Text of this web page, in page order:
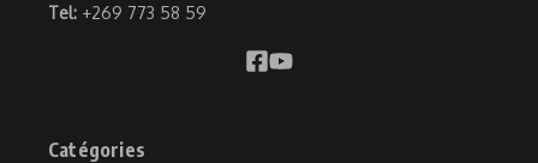
Tel: +269 773 58 59
Catégories